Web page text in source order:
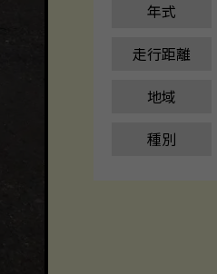
年式
走行距離
地域
種別